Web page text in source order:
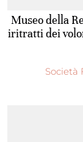
Museo della
iritratti dei
Società